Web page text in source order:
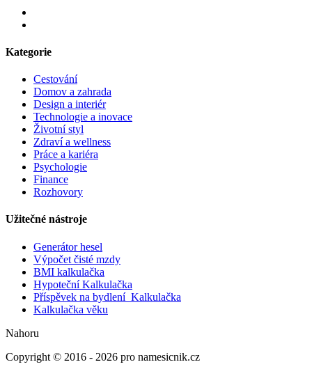
Kategorie
Cestování
Domov a zahrada
Design a interiér
Technologie a inovace
Životní styl
Zdraví a wellness
Práce a kariéra
Psychologie
Finance
Rozhovory
Užitečné nástroje
Generátor hesel
Výpočet čisté mzdy
BMI kalkulačka
Hypoteční Kalkulačka
Příspěvek na bydlení Kalkulačka
Kalkulačka věku
Nahoru
Copyright © 2016 - 2026 pro namesicnik.cz